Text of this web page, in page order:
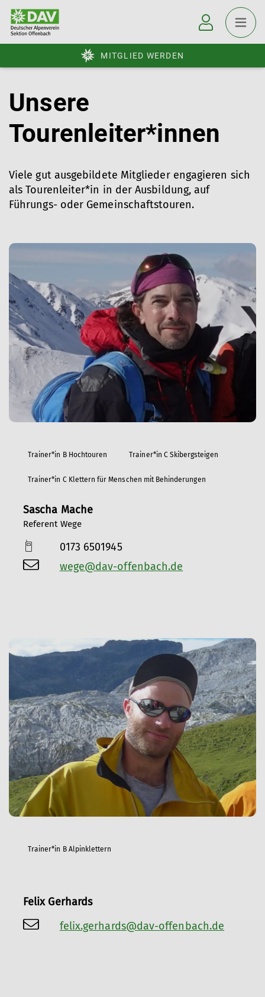
MITGLIED WERDEN
Unsere
Tourenleiter*innen
Viele gut ausgebildete Mitglieder engagieren sich
als Tourenleiter*in in der Ausbildung, auf
Führungs- oder Gemeinschaftstouren.
Trainer*in B Hochtouren Trainer*in C Skibergsteigen
Trainer*in C Klettern für Menschen mit Behinderungen
Sascha Mache
Referent Wege
0173 6501945
wege@dav-offenbach.de
Trainer*in B Alpinklettern
Felix Gerhards
felix.gerhards@dav-offenbach.de